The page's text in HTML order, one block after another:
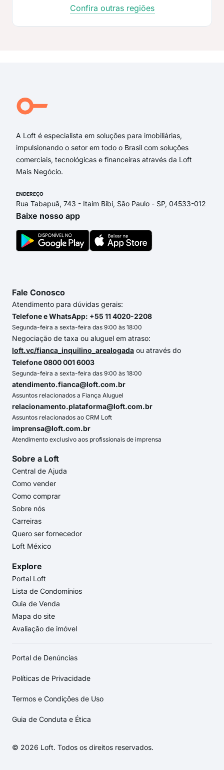
Confira outras regiões
A Loft é especialista em soluções para imobiliárias,
impulsionando o setor em todo o Brasil com soluções
comerciais, tecnológicas e financeiras através da Loft
Mais Negócio.
ENDEREÇO
Rua Tabapuã, 743 - Itaim Bibi, São Paulo - SP, 04533-012
Baixe nosso app
Fale Conosco
Atendimento para dúvidas gerais:
Telefone e WhatsApp: +55 11 4020-2208
Segunda-feira a sexta-feira das 9:00 às 18:00
Negociação de taxa ou aluguel em atraso:
loft.vc/fianca_inquilino_arealogada ou através do
Telefone 0800 001 6003
Segunda-feira a sexta-feira das 9:00 às 18:00
atendimento.fianca@loft.com.br
Assuntos relacionados a Fiança Aluguel
relacionamento.plataforma@loft.com.br
Assuntos relacionados ao CRM Loft
imprensa@loft.com.br
Atendimento exclusivo aos profissionais de imprensa
Sobre a Loft
Central de Ajuda
Como vender
Como comprar
Sobre nós
Carreiras
Quero ser fornecedor
Loft México
Explore
Portal Loft
Lista de Condomínios
Guia de Venda
Mapa do site
Avaliação de imóvel
Portal de Denúncias
Políticas de Privacidade
Termos e Condições de Uso
Guia de Conduta e Ética
© 2026 Loft. Todos os direitos reservados.